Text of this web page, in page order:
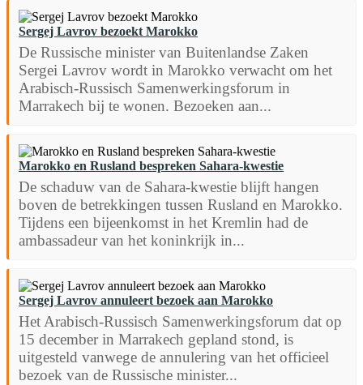
Sergej Lavrov bezoekt Marokko
De Russische minister van Buitenlandse Zaken
Sergei Lavrov wordt in Marokko verwacht om het
Arabisch-Russisch Samenwerkingsforum in
Marrakech bij te wonen. Bezoeken aan...
Marokko en Rusland bespreken Sahara-kwestie
De schaduw van de Sahara-kwestie blijft hangen
boven de betrekkingen tussen Rusland en Marokko.
Tijdens een bijeenkomst in het Kremlin had de
ambassadeur van het koninkrijk in...
Sergej Lavrov annuleert bezoek aan Marokko
Het Arabisch-Russisch Samenwerkingsforum dat op
15 december in Marrakech gepland stond, is
uitgesteld vanwege de annulering van het officieel
bezoek van de Russische minister...